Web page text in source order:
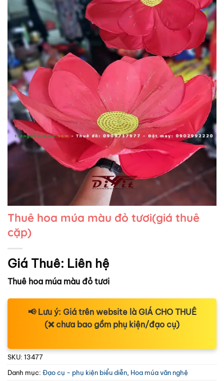
Thuê hoa múa màu đỏ tươi(giá thuê
cặp)
Giá Thuê: Liên hệ
Thuê hoa múa màu đỏ tươi
📢 Lưu ý: Giá trên website là GIÁ CHO THUÊ
(❌ chưa bao gồm phụ kiện/đạo cụ)
SKU: 13477
Danh mục: Đạo cụ - phụ kiện biểu diễn Hoa múa văn nghệ